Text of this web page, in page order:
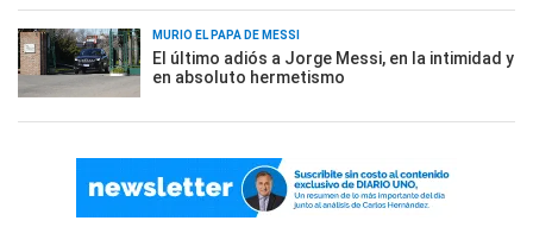
MURIÓ EL PAPÁ DE MESSI
El último adiós a Jorge Messi, en la intimidad y
en absoluto hermetismo